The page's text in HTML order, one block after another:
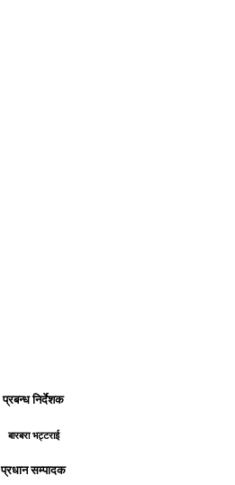
प्रबन्ध निर्देशक
बारबरा भट्टराई
प्रधान सम्पादक